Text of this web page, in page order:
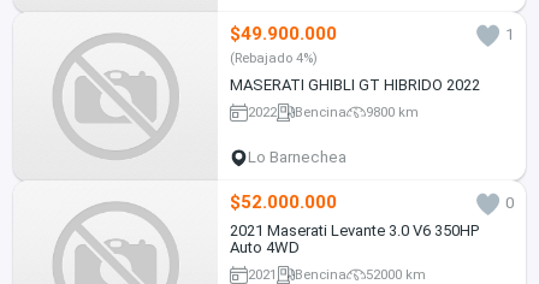
$49.900.000 1
(Rebajado 4%)
MASERATI GHIBLI GT HIBRIDO 2022
2022 Bencina 9800 km
Lo Barnechea
$52.000.000
0
2021 Maserati Levante 3.0 V6 350HP
Auto 4WD
2021 Bencina 52000 km